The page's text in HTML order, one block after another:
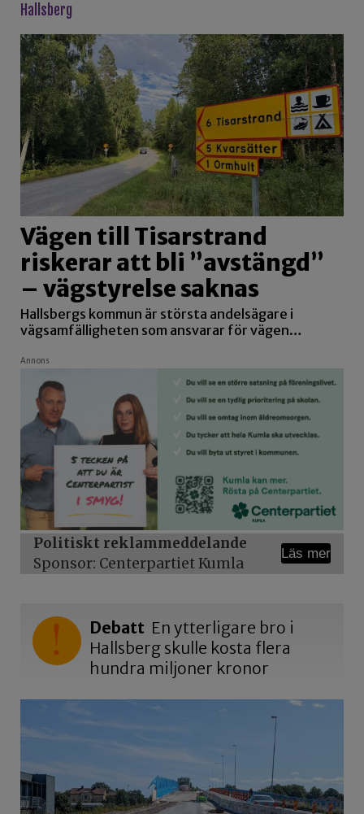
hallsberg
Vägen till Tisarstrand
riskerar att bli ”avstängd”
– vägstyrelse saknas
Hallsbergs kommun är största andelsägare i
vägsamfälligheten som ansvarar för vägen…
Annons
Politiskt reklammeddelande
Sponsor: Centerpartiet Kumla
Läs mer
Debatt En ytterligare bro i
Hallsberg skulle kosta flera
hundra miljoner kronor